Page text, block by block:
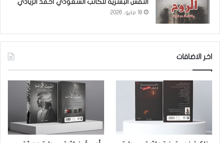
النفس البشرية للكاتب السعودي أحمد الزيادي
18 مايو، 2026
اخر الاضافات